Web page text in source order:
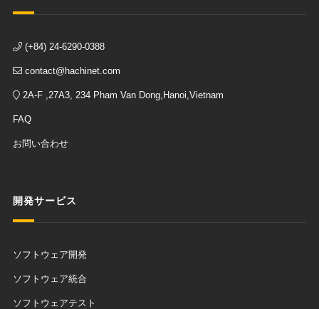
(+84) 24-6290-0388
contact@hachinet.com
2A-F ,27A3, 234 Pham Van Dong,Hanoi,Vietnam
FAQ
お問い合わせ
開発サービス
ソフトウェア開発
ソフトウェア統合
ソフトウェアテスト